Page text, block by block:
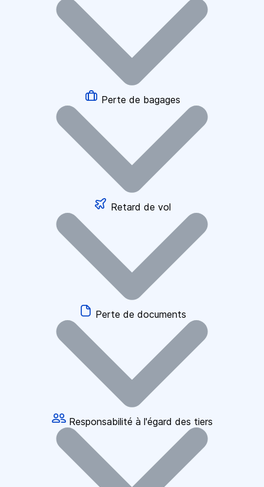
Perte de bagages
Retard de vol
Perte de documents
Responsabilité à l'égard des tiers